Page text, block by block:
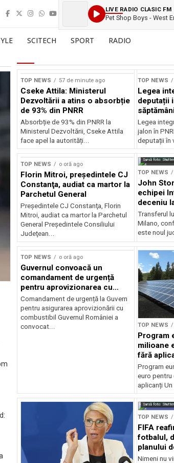
LIVE RADIO CLASIC FM
Pet Shop Boys - West
SCITECH SPORT RADIO
TOP NEWS 57 de minute ago
Cseke Attila: Ministerul
Dezvoltării a atins o absorbție
de 93% din PNRR
Absorbție de 93% din PNRR la
Ministerul Dezvoltării, Cseke Attila
face apel la autorități...
TOP NEWS
Legea
deputații
Legea
jalon în
deputații în
TOP NEWS o oră ago
Florin Mitroi, preşedintele CJ
Constanţa, audiat ca martor la
Parchetul General
Preşedintele CJ Constanţa, Florin
Mitroi, audiat ca martor la Parchetul
General Preşedintele Consiliului
Judeţean...
Sursă foto:
TOP NEWS
John
echipei
deceniu
Transferul
Milano,
este noul
TOP NEWS o oră ago
Guvernul convoacă un
comandament de urgență
pentru aprovizionarea cu
combustibil
Comandament de urgență la Guvern
pentru asigurarea aprovizionării cu
combustibil Guvernul României a
convocat...
TOP NEWS
Program
milioane
fără
Program
euro pentru
aplicanți Un
Sursă foto:
TOP NEWS
FIFA
fotbalul,
planului
Nimeni nu